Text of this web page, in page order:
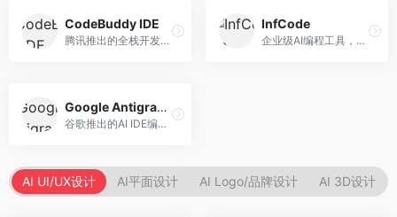
CodeBuddy IDE
腾讯推出的全栈开发AI IDE，整合腾讯云服务。面向开发者，提供代码生成、调试辅助、部署服务等功能，与腾讯云生态深度整合。
InfCode
企业级AI编程工具，专注于团队协作开发。面向企业开发团队，提供代码生成、代码审查、团队协作等服务，企业级功能完善。
Google Antigravity
谷歌推出的AI IDE编程智能体，整合Google Cloud服务。面向谷歌生态开发者，提供智能编程辅助、云服务集成等功能。
AI UI/UX设计 AI平面设计 AI Logo/品牌设计 AI 3D设计